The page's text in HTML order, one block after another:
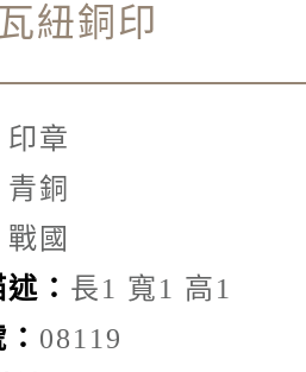
紐銅印
印章
青銅
戰國
： 長1 寬1 高1
08119